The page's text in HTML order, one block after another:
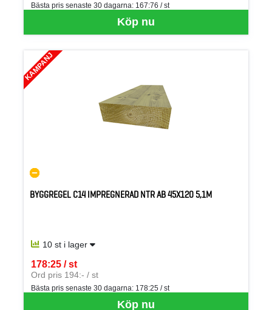
Köp nu
Bästa pris senaste 30 dagarna: 167:76 / st
KAMPANJ
BYGGREGEL C14 IMPREGNERAD NTR AB 45X120 5,1M
10 st i lager
Köp nu
178:25 / st
SEK per ST
Ord pris 194:- / st
Bästa pris senaste 30 dagarna: 178:25 / st